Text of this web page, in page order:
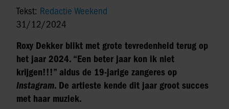
Tekst: Redactie Weekend
31/12/2024
Roxy Dekker blikt met grote tevredenheid terug op
het jaar 2024. “Een beter jaar kon ik niet
krijgen!!!” aldus de 19-jarige zangeres op
Instagram. De artieste kende dit jaar groot succes
met haar muziek.